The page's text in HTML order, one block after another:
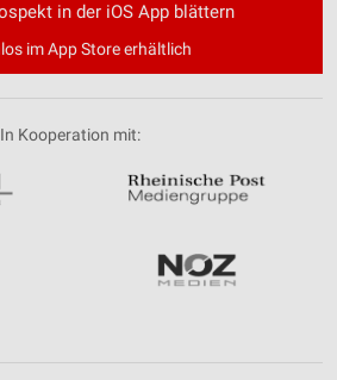
in der iOS App blättern
im App Store erhältlich
In Kooperation mit: